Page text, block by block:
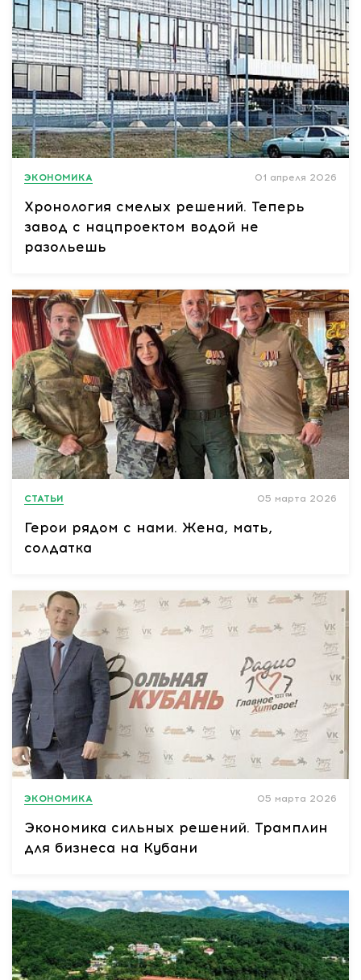
ЭКОНОМИКА 01 апреля 2026
Хронология смелых решений. Теперь
завод с нацпроектом водой не
разольешь
СТАТЬИ 05 марта 2026
Герои рядом с нами. Жена, мать,
солдатка
ЭКОНОМИКА 05 марта 2026
Экономика сильных решений. Трамплин
для бизнеса на Кубани